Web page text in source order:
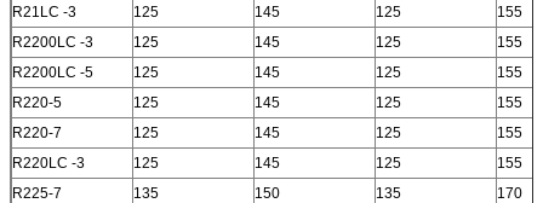
R21LC -3 125 145 125
155
R2200LC -3
125 145 125
155
R2200LC -5
125 145 125
155
R220-5
125 145 125
155
R220-7
125 145 125
155
R220LC -3
125 145 125
155
R225-7
135 150 135
170